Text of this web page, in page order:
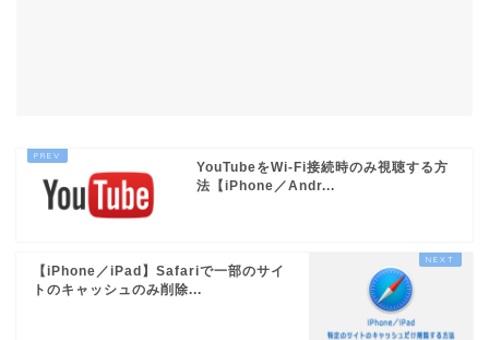
YouTubeをWi-Fi接続時のみ視聴する方
法【iPhone／Andr...
【iPhone／iPad】Safariで一部のサイ
トのキャッシュのみ削除...